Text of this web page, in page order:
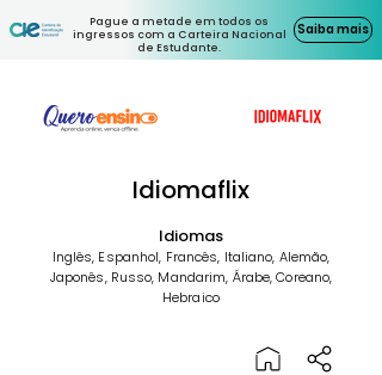
Pague a metade em todos os
ingressos com a Carteira Nacional
de Estudante.
Saiba mais
Idiomaflix
Idiomas
Inglês, Espanhol, Francês, Italiano, Alemão,
Japonês, Russo, Mandarim, Árabe, Coreano,
Hebraico